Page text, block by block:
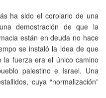
ha sido el corolario de una
demostración de que la
están en deuda no hace
se instaló la idea de que
la fuerza era el único camino
palestino e Israel. Una
cuya “normalización”